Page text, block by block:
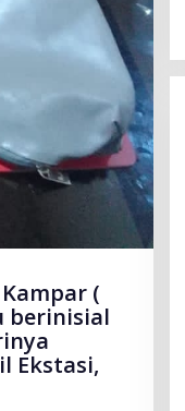
(
berinisial
Ekstasi,